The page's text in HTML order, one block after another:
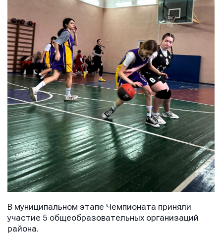
В муниципальном этапе Чемпионата приняли
участие 5 общеобразовательных организаций
района.